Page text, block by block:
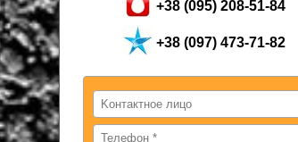
+38 (095) 208-51-84
+38 (097) 473-71-82